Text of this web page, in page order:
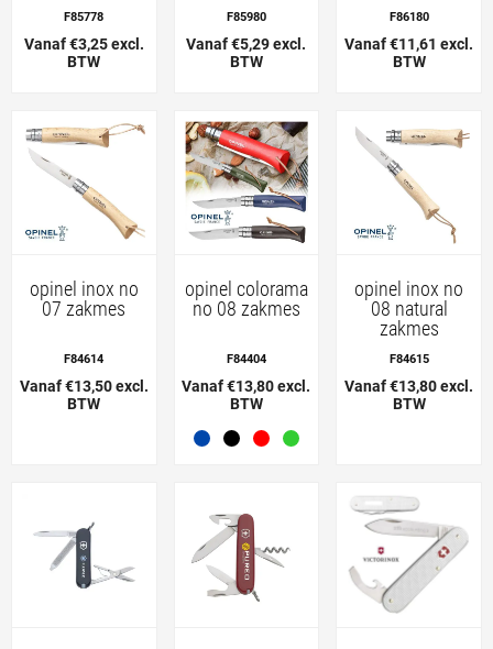
F85778
Vanaf €3,25 excl.
BTW
F85980
Vanaf €5,29 excl.
BTW
F86180
Vanaf €11,61 excl.
BTW
opinel inox no
07 zakmes
F84614
Vanaf €13,50 excl.
BTW
opinel colorama
no 08 zakmes
F84404
Vanaf €13,80 excl.
BTW
opinel inox no
08 natural
zakmes
F84615
Vanaf €13,80 excl.
BTW